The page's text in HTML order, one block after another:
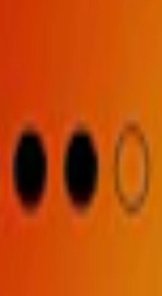
892,50 kr /st 50-pack1 472,50